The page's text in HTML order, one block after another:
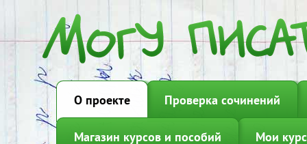
О проекте Проверка сочинений
Магазин курсов и пособий Мои